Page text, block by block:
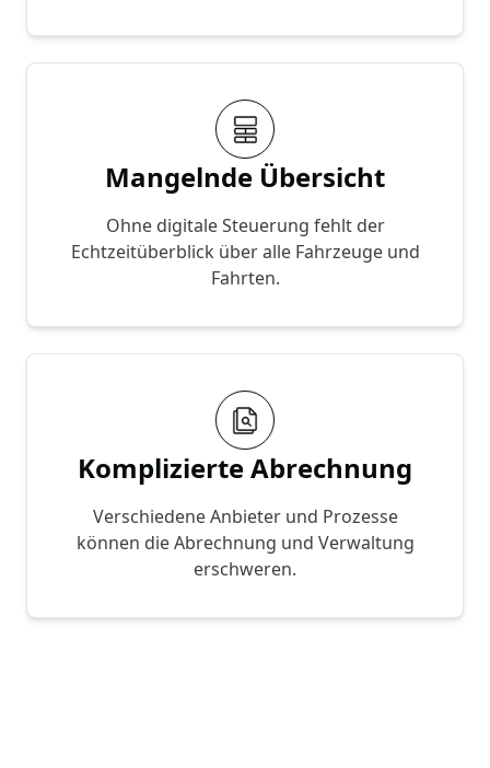
Mangelnde Übersicht
Ohne digitale Steuerung fehlt der
Echtzeitüberblick über alle Fahrzeuge und
Fahrten.
Komplizierte Abrechnung
Verschiedene Anbieter und Prozesse
können die Abrechnung und Verwaltung
erschweren.